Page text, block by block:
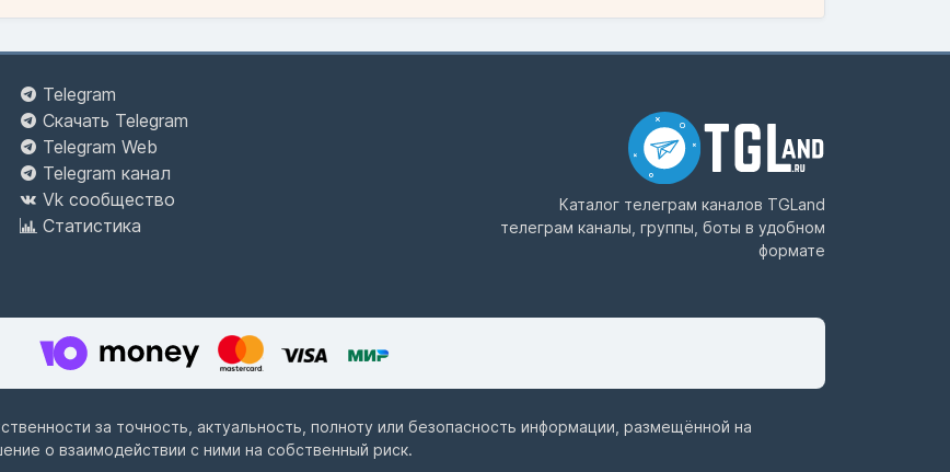
Telegram
Скачать Telegram
Telegram Web
Telegram канал
Vk сообщество
Статистика
Каталог телеграм каналов TGLand
телеграм каналы, группы, боты в удобном
формате
за точность, актуальность, полноту или безопасность информации, размещённой на
о взаимодействии с ними на собственный риск.